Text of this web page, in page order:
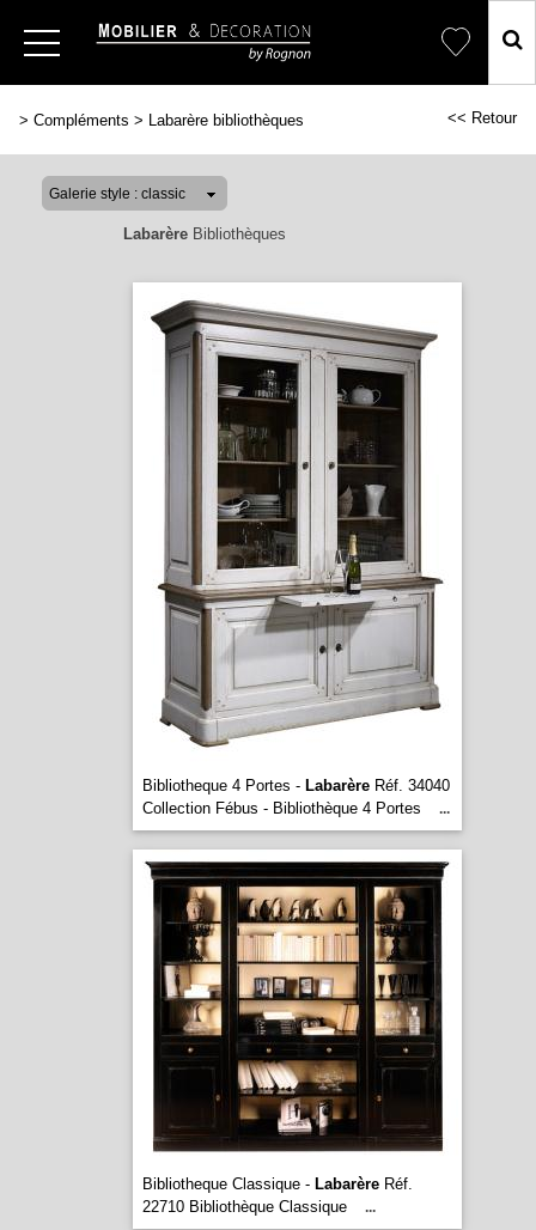
> Compléments > Labarère bibliothèques << Retour
LabarèreBibliothèques
Bibliotheque 4 Portes - LabarèreRéf. 34040
Collection Fébus - Bibliothèque 4 Portes
...
Bibliotheque Classique - LabarèreRéf.
22710 Bibliothèque Classique
...